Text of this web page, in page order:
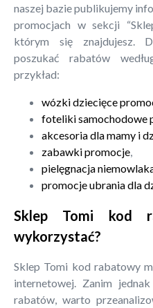
naszej bazie publikujemy
promocjach w sekcji
którym się znajdujesz.
poszukać rabatów
przykład:
wózki dziecięce
foteliki samochodowe
akcesoria dla mamy i
zabawki promocje,
pielęgnacja
promocje ubrania dla
Sklep Tomi kod
wykorzystać?
Sklep Tomi kod rabatowy
internetowej. Zanim
rabatów, warto